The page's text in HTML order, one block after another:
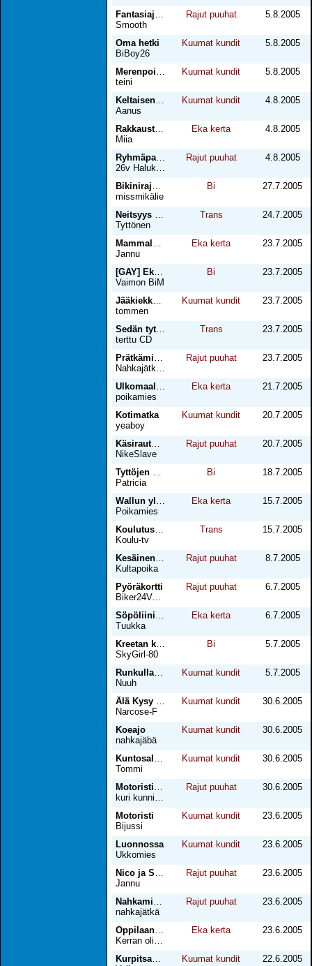
Smooth
Rajut puuhat 5.8.2005
Oma hetki
BiBoy26
Kuumat kundit 5.8.2005
teini
Kuumat kundit 5.8.2005
Aanus
Kuumat kundit 4.8.2005
Rakkaustarina nimeltä Joonas & Tomi
Miia
Eka kerta 4.8.2005
26v HalukasBtm
Rajut puuhat 4.8.2005
missmikälie
Bi 27.7.2005
Tyttönen
Trans 24.7.2005
Jannu
Eka kerta 23.7.2005
Vaimon BiM
Bi 23.7.2005
tommen
Kuumat kundit 23.7.2005
Sedän tyttönä
terttu CD
Trans 23.7.2005
Nahkajätkä24
Rajut puuhat 23.7.2005
poikamies
Eka kerta 21.7.2005
Kotimatka
yeaboy
Kuumat kundit 20.7.2005
Käsirautoihin lenkillä
NikeSlave
Rajut puuhat 20.7.2005
Patricia
Bi 18.7.2005
Poikamies
Eka kerta 15.7.2005
Koulu-tv
Trans 15.7.2005
Kultapoika
Rajut puuhat 8.7.2005
Pyöräkortti
Biker24Voulu
Rajut puuhat 6.7.2005
Tuukka
Eka kerta 6.7.2005
SkyGirl-80
Bi 5.7.2005
Nuuh
Kuumat kundit 5.7.2005
Narcose-F
Kuumat kundit 30.6.2005
Koeajo
nahkajäbä
Kuumat kundit 30.6.2005
Tommi
Kuumat kundit 30.6.2005
kuri kunniaan
Rajut puuhat 30.6.2005
Motoristi
Bijussi
Kuumat kundit 23.6.2005
Luonnossa
Ukkomies
Kuumat kundit 23.6.2005
Jannu
Rajut puuhat 23.6.2005
nahkajätkä
Rajut puuhat 23.6.2005
Kerran olin nuori
Eka kerta 23.6.2005
Kuumat kundit 22.6.2005